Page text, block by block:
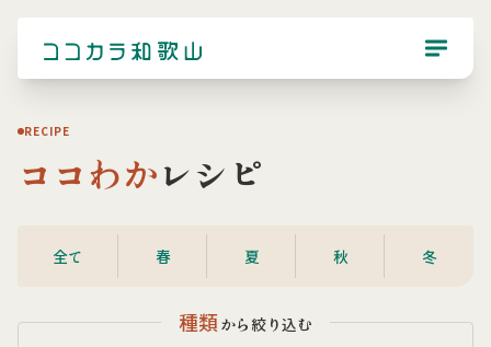
RECIPE
ココわかレシピ
全て 春 夏 秋 冬
種類 から絞り込む